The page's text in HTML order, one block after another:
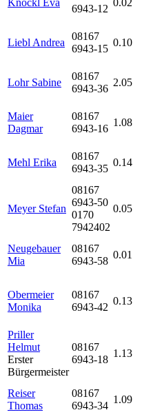
Knöckl Eva
6943-12
0.02
Liebl Andrea
08167
6943-15
0.10
Lohr Sabine
08167
6943-36
2.05
Maier
Dagmar
08167
6943-16
1.08
Mehl Erika
08167
6943-35
0.14
Meyer Stefan
08167
6943-50
0170
7942402
0.05
Neugebauer
Mia
08167
6943-58
0.01
Obermeier
Monika
08167
6943-42
0.13
Priller
Helmut
Erster
Bürgermeister
08167
6943-18
1.13
Reiser
Thomas
08167
6943-34
1.09